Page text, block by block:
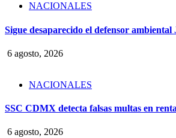
NACIONALES
Sigue desaparecido el defensor
6 agosto, 2026
NACIONALES
SSC CDMX detecta falsas multas en
6 agosto, 2026